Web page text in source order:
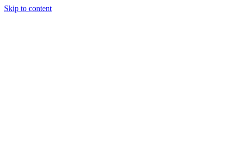
Skip to content